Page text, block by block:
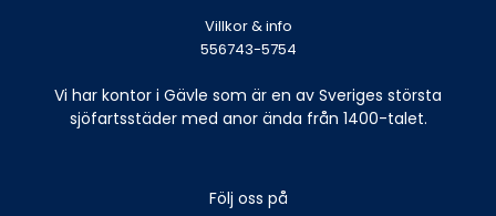
Villkor & info
556743-5754
Vi har kontor i Gävle som är en av Sveriges största
sjöfartsstäder med anor ända från 1400-talet.
Följ oss på